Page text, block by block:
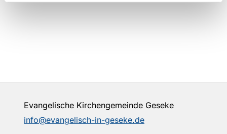
Evangelische Kirchengemeinde Geseke
info@evangelisch-in-geseke.de